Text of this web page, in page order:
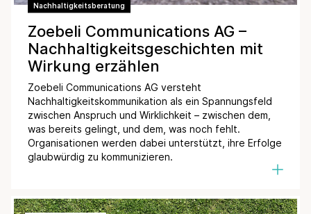
Nachhaltigkeitsberatung
Zoebeli Communications AG –
Nachhaltigkeitsgeschichten mit
Wirkung erzählen
Zoebeli Communications AG versteht
Nachhaltigkeitskommunikation als ein Spannungsfeld
zwischen Anspruch und Wirklichkeit – zwischen dem,
was bereits gelingt, und dem, was noch fehlt.
Organisationen werden dabei unterstützt, ihre Erfolge
glaubwürdig zu kommunizieren.